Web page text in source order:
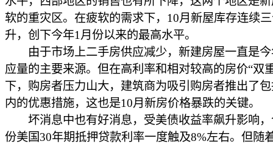
软的重灾区。在疲软的需求下，10月新屋库存连续
升，创下今年1月份以来的最高水平。
由于市场上二手房供应减少，新建房屋一直是今
应量的主要来源。但在高利率和相对较高的房价“双
下，购房者压力山大，建筑商为吸引购房者推出了
内的优惠措施，这也是10月新房价格暴跌的关键。
坏消息中也有好消息，受美债收益率飙升影响，
份美国30年期抵押贷款利率一度触及8%左右。但随